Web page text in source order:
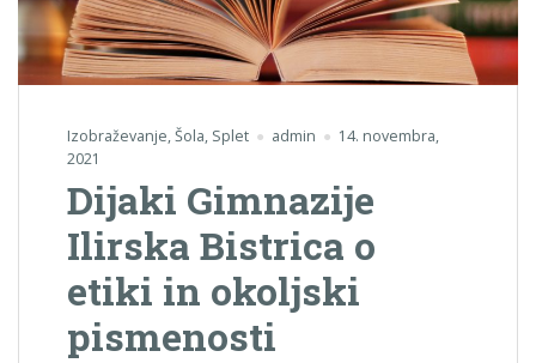
Izobraževanje,Šola, Splet admin
14. novembra,
2021
Dijaki Gimnazije
Ilirska Bistrica o
etiki in okoljski
pismenosti